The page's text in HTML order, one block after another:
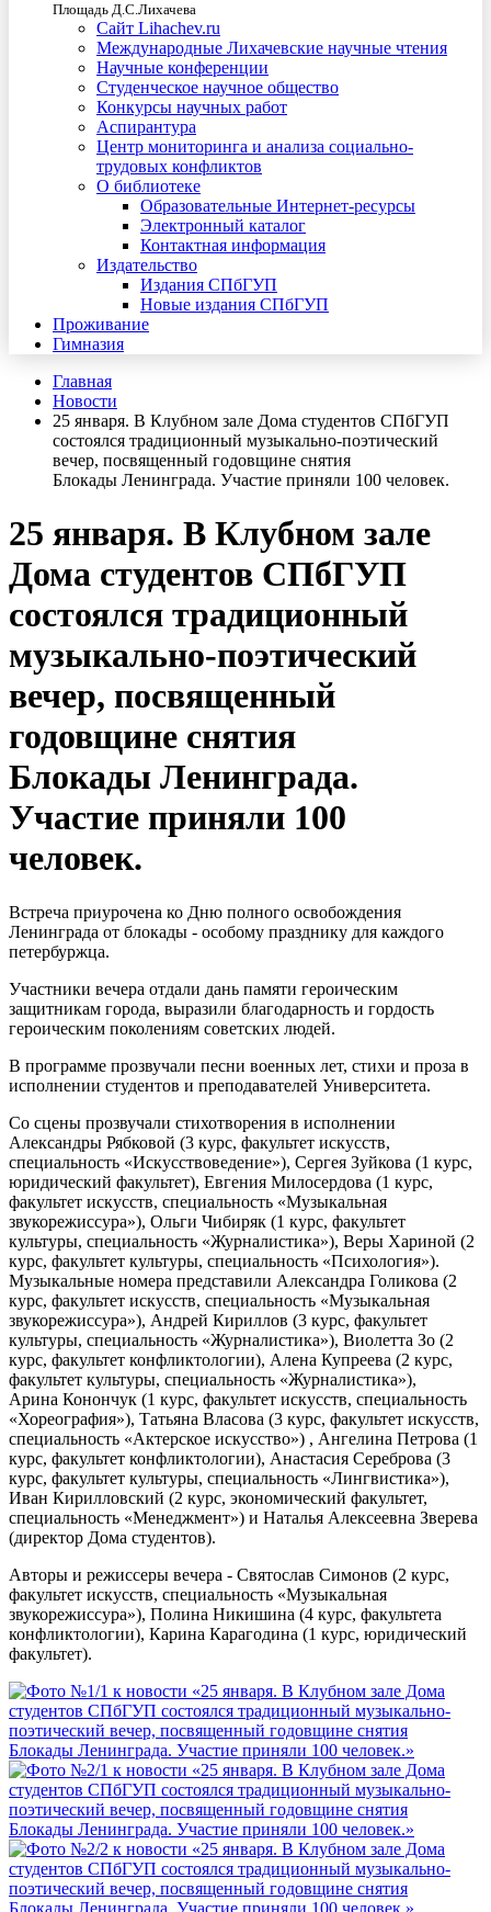
Площадь Д.С.Лихачева
Сайт Lihachev.ru
Международные Лихачевские научные чтения
Научные конференции
Студенческое научное общество
Конкурсы научных работ
Аспирантура
Центр мониторинга и анализа социально-
трудовых конфликтов
О библиотеке
Образовательные Интернет-ресурсы
Электронный каталог
Контактная информация
Издательство
Издания СПбГУП
Новые издания СПбГУП
Проживание
Гимназия
Главная
Новости
25 января. В Клубном зале Дома студентов СПбГУП
состоялся традиционный музыкально-поэтический
вечер, посвященный годовщине снятия
Блокады Ленинграда. Участие приняли 100 человек.
25 января. В Клубном зале
Дома студентов СПбГУП
состоялся традиционный
музыкально-поэтический
вечер, посвященный
годовщине снятия
Блокады Ленинграда.
Участие приняли 100
человек.
Встреча приурочена ко Дню полного освобождения
Ленинграда от блокады - особому празднику для каждого
петербуржца.
Участники вечера отдали дань памяти героическим
защитникам города, выразили благодарность и гордость
героическим поколениям советских людей.
В программе прозвучали песни военных лет, стихи и проза в
исполнении студентов и преподавателей Университета.
Со сцены прозвучали стихотворения в исполнении
Александры Рябковой (3 курс, факультет искусств,
специальность «Искусствоведение»), Сергея Зуйкова (1 курс,
юридический факультет), Евгения Милосердова (1 курс,
факультет искусств, специальность «Музыкальная
звукорежиссура»), Ольги Чибиряк (1 курс, факультет
культуры, специальность «Журналистика»), Веры Хариной (2
курс, факультет культуры, специальность «Психология»).
Музыкальные номера представили Александра Голикова (2
курс, факультет искусств, специальность «Музыкальная
звукорежиссура»), Андрей Кириллов (3 курс, факультет
культуры, специальность «Журналистика»), Виолетта Зо (2
курс, факультет конфликтологии), Алена Купреева (2 курс,
факультет культуры, специальность «Журналистика»),
Арина Конончук (1 курс, факультет искусств, специальность
«Хореография»), Татьяна Власова (3 курс, факультет искусств,
специальность «Актерское искусство») , Ангелина Петрова (1
курс, факультет конфликтологии), Анастасия Сереброва (3
курс, факультет культуры, специальность «Лингвистика»),
Иван Кирилловский (2 курс, экономический факультет,
специальность «Менеджмент») и Наталья Алексеевна Зверева
(директор Дома студентов).
Авторы и режиссеры вечера - Святослав Симонов (2 курс,
факультет искусств, специальность «Музыкальная
звукорежиссура»), Полина Никишина (4 курс, факультета
конфликтологии), Карина Карагодина (1 курс, юридический
факультет).